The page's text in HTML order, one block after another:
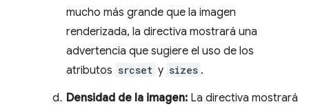
mucho más grande que la imagen
renderizada, la directiva mostrará una
advertencia que sugiere el uso de los
atributos srcset y sizes .
Densidad de la imagen: La directiva mostrará